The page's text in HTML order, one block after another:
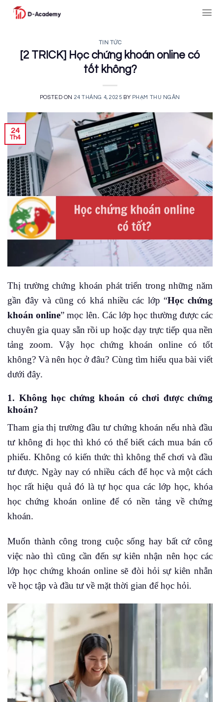
TIN TỨC
[2 TRICK] Học chứng khoán online có
tốt không?
POSTED ON 24 THÁNG 4, 2025 BY PHẠM THU NGÂN
24
Th4
Thị trường chứng khoán phát triển trong những năm
gần đây và cũng có khá nhiều các lớp “Học chứng
khoán online” mọc lên. Các lớp học thường được các
chuyên gia quay sẵn rồi up hoặc dạy trực tiếp qua nền
tảng zoom. Vậy học chứng khoán online có tốt
không? Và nên học ở đâu? Cùng tìm hiểu qua bài viết
dưới đây.
1. Không học chứng khoán có chơi được chứng
khoán?
Tham gia thị trường đầu tư chứng khoán nếu nhà đầu
tư không đi học thì khó có thể biết cách mua bán cổ
phiếu. Không có kiến thức thì không thể chơi và đầu
tư được. Ngày nay có nhiều cách để học và một cách
học rất hiệu quả đó là tự học qua các lớp học, khóa
học chứng khoán online để có nền tảng về chứng
khoán.
Muốn thành công trong cuộc sống hay bất cứ công
việc nào thì cũng cần đến sự kiên nhận nên học các
lớp học chứng khoán online sẽ đòi hỏi sự kiên nhẫn
về học tập và đầu tư về mặt thời gian để học hỏi.